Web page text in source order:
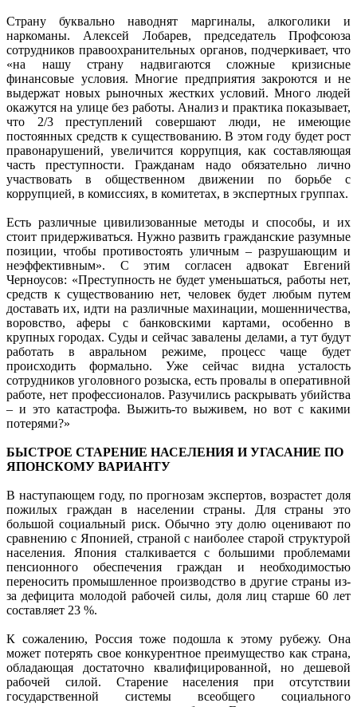
Страну буквально наводнят маргиналы, алкоголики и
наркоманы. Алексей Лобарев, председатель Профсоюза
сотрудников правоохранительных органов, подчеркивает, что
«на нашу страну надвигаются сложные кризисные
финансовые условия. Многие предприятия закроются и не
выдержат новых рыночных жестких условий. Много людей
окажутся на улице без работы. Анализ и практика показывает,
что 2/3 преступлений совершают люди, не имеющие
постоянных средств к существованию. В этом году будет рост
правонарушений, увеличится коррупция, как составляющая
часть преступности. Гражданам надо обязательно лично
участвовать в общественном движении по борьбе с
коррупцией, в комиссиях, в комитетах, в экспертных группах.
Есть различные цивилизованные методы и способы, и их
стоит придерживаться. Нужно развить гражданские разумные
позиции, чтобы противостоять уличным – разрушающим и
неэффективным». С этим согласен адвокат Евгений
Черноусов: «Преступность не будет уменьшаться, работы нет,
средств к существованию нет, человек будет любым путем
доставать их, идти на различные махинации, мошенничества,
воровство, аферы с банковскими картами, особенно в
крупных городах. Суды и сейчас завалены делами, а тут будут
работать в авральном режиме, процесс чаще будет
происходить формально. Уже сейчас видна усталость
сотрудников уголовного розыска, есть провалы в оперативной
работе, нет профессионалов. Разучились раскрывать убийства
– и это катастрофа. Выжить-то выживем, но вот с какими
потерями?»
БЫСТРОЕ СТАРЕНИЕ НАСЕЛЕНИЯ И УГАСАНИЕ ПО
ЯПОНСКОМУ ВАРИАНТУ
В наступающем году, по прогнозам экспертов, возрастет доля
пожилых граждан в населении страны. Для страны это
большой социальный риск. Обычно эту долю оценивают по
сравнению с Японией, страной с наиболее старой структурой
населения. Япония сталкивается с большими проблемами
пенсионного обеспечения граждан и необходимостью
переносить промышленное производство в другие страны из-
за дефицита молодой рабочей силы, доля лиц старше 60 лет
составляет 23 %.
К сожалению, Россия тоже подошла к этому рубежу. Она
может потерять свое конкурентное преимущество как страна,
обладающая достаточно квалифицированной, но дешевой
рабочей силой. Старение населения при отсутствии
государственной системы всеобщего социального